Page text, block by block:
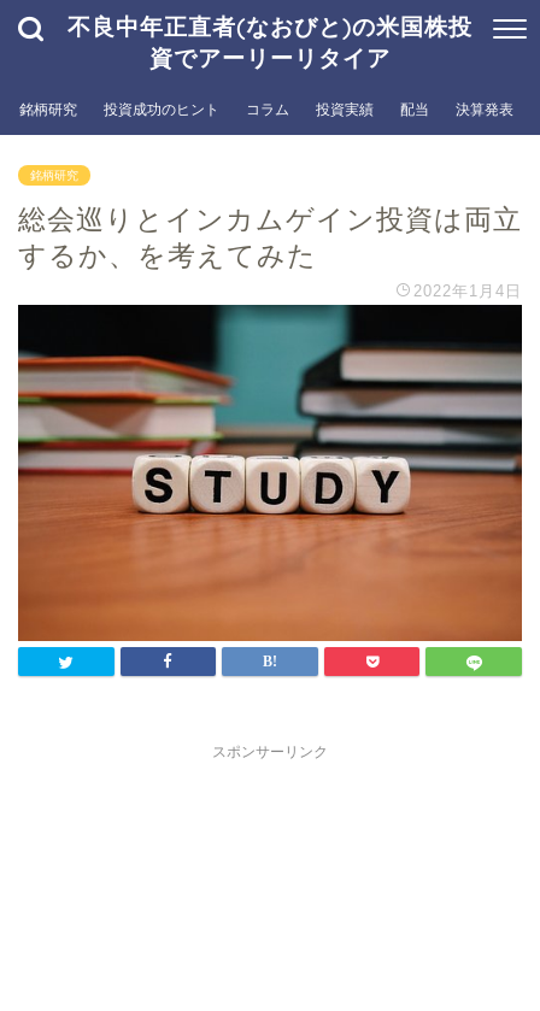
不良中年正直者(なおびと)の米国株投
資でアーリーリタイア
銘柄研究 投資成功のヒント コラム 投資実績 配当 決算発表
銘柄研究
総会巡りとインカムゲイン投資は両立
するか、を考えてみた
2022年1月4日
スポンサーリンク